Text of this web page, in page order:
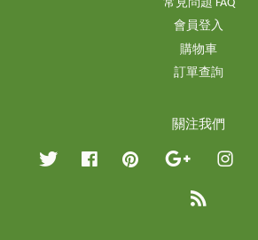
常見問題 FAQ
會員登入
購物車
訂單查詢
關注我們
Twitter Facebook Pinterest Google